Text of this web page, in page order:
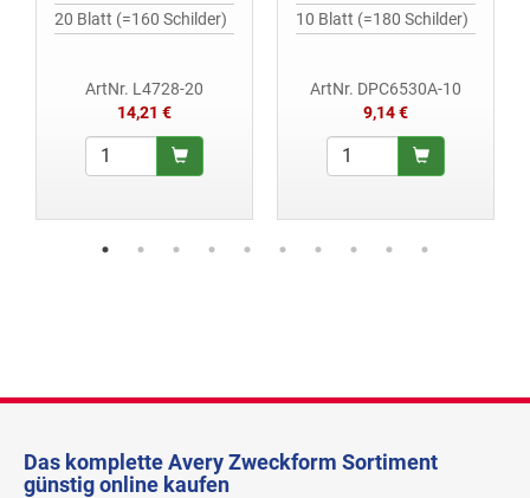
20 Blatt (=160 Schilder)
ArtNr. L4728-20
14,21 €
10 Blatt (=180 Schilder)
ArtNr. DPC6530A-10
9,14 €
Das komplette Avery Zweckform Sortiment
günstig online kaufen